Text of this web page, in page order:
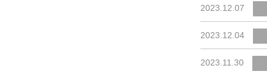
2023.12.07
2023.12.04
2023.11.30